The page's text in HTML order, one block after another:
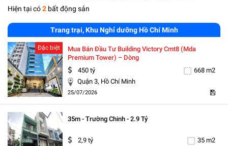
Hiện tại có2 bất động sản
Trang trại, Khu Nghỉ dưỡng Hồ Chí Minh
5
Đặc biệt
Mua Bán Đầu Tư Building Victory Cmt8 (mda
Premium Tower) – Dòng
450 tỷ
668 m2
Quận 3, Hồ Chí Minh
25/07/2026
35m - Trường Chinh - 2.9 Tỷ
2,9 tỷ
35 m2